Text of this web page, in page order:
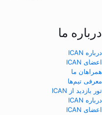
درباره ما
درباره ICAN
اعضای ICAN
همراهان ما
معرفی تیم‌ها
تور بازدید از ICAN
درباره ICAN
اعضای ICAN